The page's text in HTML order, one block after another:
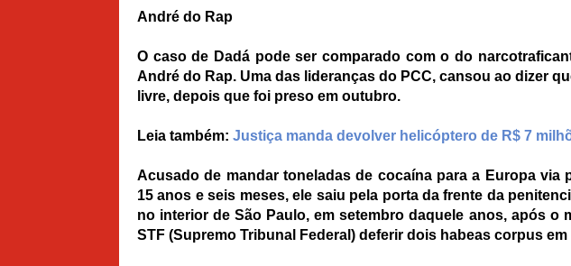
André do Rap
O caso de Dadá pode ser comparado com o do
André do Rap. Uma das lideranças do PCC, cansou ao dizer
livre, depois que foi preso em outubro.
Leia também: Justiça manda devolver helicóptero de R$ 7
Acusado de mandar toneladas de cocaína para a Europa via
15 anos e seis meses, ele saiu pela porta da frente da
no interior de São Paulo, em setembro daquele anos, após o
STF (Supremo Tribunal Federal) deferir dois habeas corpus em